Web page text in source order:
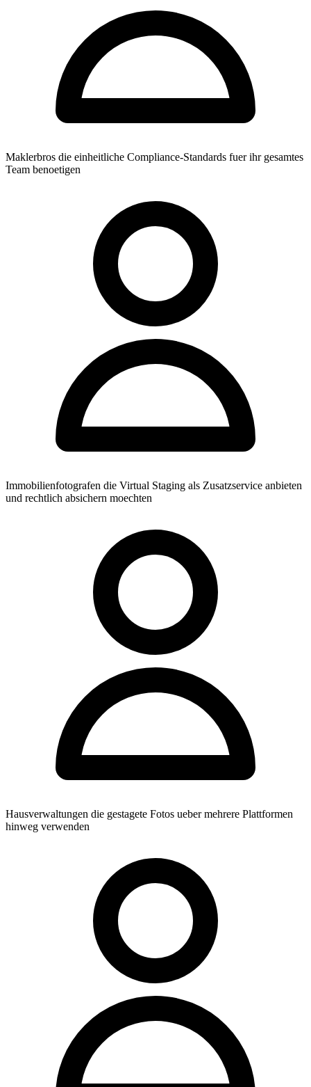
Maklerbros die einheitliche Compliance-Standards fuer ihr gesamtes
Team benoetigen
Immobilienfotografen die Virtual Staging als Zusatzservice anbieten
und rechtlich absichern moechten
Hausverwaltungen die gestagete Fotos ueber mehrere Plattformen
hinweg verwenden